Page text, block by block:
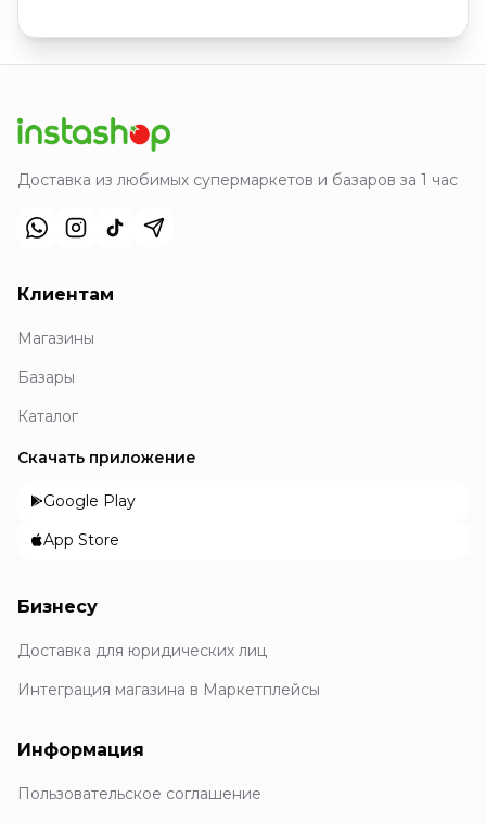
Доставка из любимых супермаркетов и базаров за 1 час
Клиентам
Магазины
Базары
Каталог
Скачать приложение
Google Play
App Store
Бизнесу
Доставка для юридических лиц
Интеграция магазина в Маркетплейсы
Информация
Пользовательское соглашение